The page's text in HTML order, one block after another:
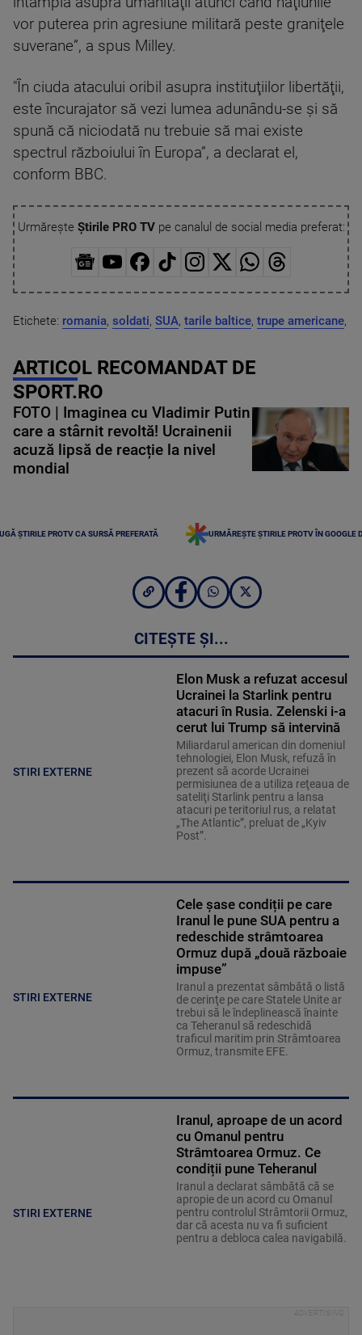
vor puterea prin agresiune militară peste graniţele
suverane”, a spus Milley.
"În ciuda atacului oribil asupra instituţiilor libertăţii,
este încurajator să vezi lumea adunându-se şi să
spună că niciodată nu trebuie să mai existe
spectrul războiului în Europa”, a declarat el,
conform BBC.
Urmărește Știrile PRO TVpe canalul de social media preferat:
Etichete: romania, soldati, SUA, tarile baltice, trupe americane,
ARTICOL RECOMANDAT DE
SPORT.RO
FOTO | Imaginea cu Vladimir Putin
care a stârnit revoltă! Ucrainenii
acuză lipsă de reacție la nivel
mondial
ȘTIRILE PROTV CA SURSĂ PREFERATĂ URMĂREȘTE ȘTIRILE PROTV ÎN GOOGLE
CITEȘTE ȘI...
STIRI EXTERNE
Elon Musk a refuzat accesul
Ucrainei la Starlink pentru
atacuri în Rusia. Zelenski i-a
cerut lui Trump să intervină
Miliardarul american din domeniul
tehnologiei, Elon Musk, refuză în
prezent să acorde Ucrainei
permisiunea de a utiliza reţeaua de
sateliţi Starlink pentru a lansa
atacuri pe teritoriul rus, a relatat
„The Atlantic”, preluat de „Kyiv
Post”.
STIRI EXTERNE
Cele șase condiții pe care
Iranul le pune SUA pentru a
redeschide strâmtoarea
Ormuz după „două războaie
impuse”
Iranul a prezentat sâmbătă o listă
de cerinţe pe care Statele Unite ar
trebui să le îndeplinească înainte
ca Teheranul să redeschidă
traficul maritim prin Strâmtoarea
Ormuz, transmite EFE.
STIRI EXTERNE
Iranul, aproape de un acord
cu Omanul pentru
Strâmtoarea Ormuz. Ce
condiții pune Teheranul
Iranul a declarat sâmbătă că se
apropie de un acord cu Omanul
pentru controlul Strâmtorii Ormuz,
dar că acesta nu va fi suficient
pentru a debloca calea navigabilă.